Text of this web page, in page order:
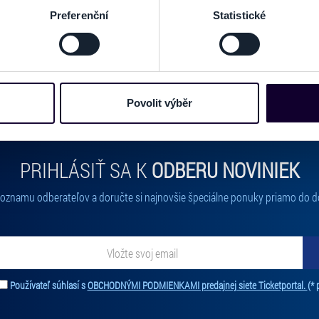
vaše osobní údaje, a nastavte si předvolby v
části s
odvolat v části Prohlášení o souborech cookie.
vaší aktivitě na našich webových stránkách. Tyto
používáme např. k analýze návštěvnosti webu nebo k
stránky v záložce „Cookies a jejich nastavení“.
Preferenční Statistické
Povolit výběr
PRIHLÁSIŤ SA K ODBERU NOVINIEK
odberateľov a doručte si najnovšie špeciálne ponuky priamo do
Používateľ súhlasí sOBCHODNÝMI PODMIENKAMI predajnej siete Ticketportal. (*